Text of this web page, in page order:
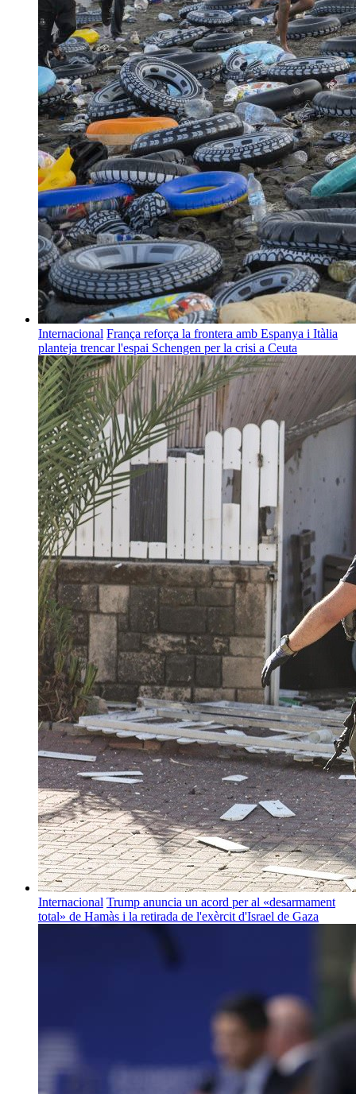
Internacional França reforça la frontera amb Espanya i Itàlia
planteja trencar l'espai Schengen per la crisi a Ceuta
Internacional Trump anuncia un acord per al «desarmament
total» de Hamàs i la retirada de l'exèrcit d'Israel de Gaza